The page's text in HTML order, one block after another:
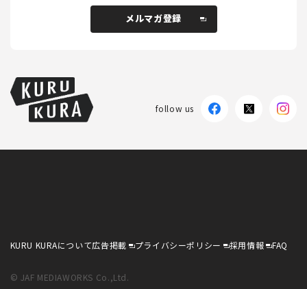
メルマガ登録
follow us
KURU KURAについて広告掲載 プライバシーポリシー 採用情報 FAQ
© JAF MEDIAWORKS Co.,Ltd.